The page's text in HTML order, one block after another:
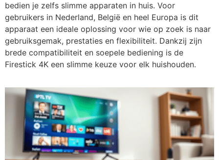
bedien je zelfs slimme apparaten in huis. Voor
gebruikers in Nederland, België en heel Europa is dit
apparaat een ideale oplossing voor wie op zoek is naar
gebruiksgemak, prestaties en flexibiliteit. Dankzij zijn
brede compatibiliteit en soepele bediening is de
Firestick 4K een slimme keuze voor elk huishouden.